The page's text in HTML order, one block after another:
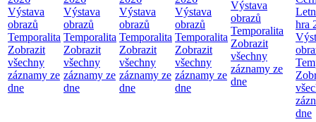
Výstava
obrazů
Temporalita
Zobrazit
všechny
záznamy ze
dne
Výstava
obrazů
Temporalita
Zobrazit
všechny
záznamy ze
dne
Výstava
obrazů
Temporalita
Zobrazit
všechny
záznamy ze
dne
Výstava
obrazů
Temporalita
Zobrazit
všechny
záznamy ze
dne
Výstava
obrazů
Temporalita
Zobrazit
všechny
záznamy ze
dne
hra
dne